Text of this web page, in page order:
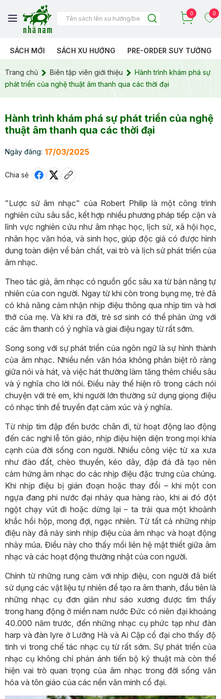
0 0
SÁCH MỚI SÁCH XU HƯỚNG PRE-ORDER SUY TƯỞNG
Trang chủ Biên tập viên giới thiệu
Hành trình khám phá sự
phát triển của nghệ thuật âm thanh qua các thời đại
Hành trình khám phá sự phát triển của nghệ
thuật âm thanh qua các thời đại
Ngày đăng: 17/03/2025
Chia sẻ
"Lược sử âm nhạc" của Robert Philip là một công trình
nghiên cứu sâu sắc, kết hợp nhiều phương pháp tiếp cận và
lĩnh vực nghiên cứu như âm nhạc học, lịch sử, xã hội học,
nhân học văn hóa, và sinh học, giúp độc giả có được hình
dung toàn diện về bản chất, vai trò và lịch sử phát triển của
âm nhạc.
Theo tác giả, âm nhạc có nguồn gốc sâu xa từ bản năng tự
nhiên của con người. Ngay từ khi còn trong bụng mẹ, trẻ đã
có khả năng cảm nhận nhịp điệu thông qua nhịp tim và hơi
thở của mẹ. Và khi ra đời, trẻ sơ sinh có thể phản ứng với
các âm thanh có ý nghĩa và giai điệu ngay từ rất sớm.
Song song với sự phát triển của ngôn ngữ là sự hình thành
của âm nhạc. Nhiều nền văn hóa không phân biệt rõ ràng
giữa nói và hát, và việc hát thường làm tăng thêm chiều sâu
và ý nghĩa cho lời nói. Điều này thể hiện rõ trong cách nói
chuyện với trẻ em, khi người lớn thường sử dụng giọng điệu
có nhạc tính để truyền đạt cảm xúc và ý nghĩa.
Từ nhịp tim đập đến bước chân đi, từ hoạt động lao động
đến các nghi lễ tôn giáo, nhịp điệu hiện diện trong mọi khía
cạnh của đời sống con người. Nhiều công việc từ xa xưa
như đào đất, chèo thuyền, kéo dây, đập đá đã tạo nên
cảm hứng âm nhạc do các nhịp điệu đặc trưng của chúng.
Khi nhịp điệu bị gián đoạn hoặc thay đổi – khi một con
ngựa đang phi nước đại nhảy qua hàng rào, khi ai đó đột
ngột chạy vút đi hoặc dừng lại – ta trải qua một khoảnh
khắc hồi hộp, mong đợi, ngạc nhiên. Từ tất cả những nhịp
điệu này đã nảy sinh nhịp điệu của âm nhạc và hoạt động
nhảy múa. Điều này cho thấy mối liên hệ mật thiết giữa âm
nhạc và các hoạt động thường nhật của con người.
Chính từ những rung cảm với nhịp điệu, con người đã biết
sử dụng các vật liệu tự nhiên để tạo ra âm thanh, đầu tiên là
những nhạc cụ đơn giản như sáo xương được tìm thấy
trong hang động ở miền nam nước Đức có niên đại khoảng
40.000 năm trước, đến những nhạc cụ phức tạp như đàn
harp và đàn lyre ở Lưỡng Hà và Ai Cập cổ đại cho thấy độ
tinh vi trong chế tác nhạc cụ từ rất sớm. Sự phát triển của
nhạc cụ không chỉ phản ánh tiến bộ kỹ thuật mà còn thể
hiện vai trò quan trọng của âm nhạc trong đời sống văn
hóa và tôn giáo của các nền văn minh cổ đại.